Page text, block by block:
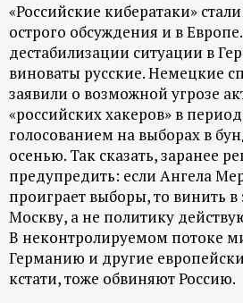
«Российские кибератаки»
острого обсуждения и в
дестабилизации ситуации в
виноваты русские. Немецкие
заявили о возможной угрозе
«российских хакеров» в
голосованием на выборах в
осенью. Так сказать, заранее
предупредить: если Ангела
проиграет выборы, то винить в
Москву, а не политику
В неконтролируемом потоке
Германию и другие
кстати, тоже обвиняют Россию.